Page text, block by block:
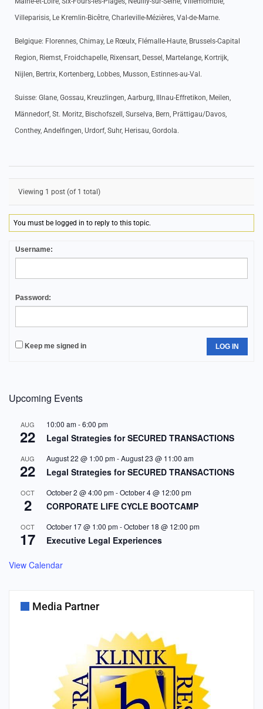
Villeparisis, Le Kremlin-Bicêtre, Charleville-Mézières, Val-de-Marne.
Belgique: Florennes, Chimay, Le Rœulx, Flémalle-Haute, Brussels-Capital
Region, Riemst, Froidchapelle, Rixensart, Dessel, Martelange, Kortrijk,
Nijlen, Bertrix, Kortenberg, Lobbes, Musson, Estinnes-au-Val.
Suisse: Glane, Gossau, Kreuzlingen, Aarburg, Illnau-Effretikon, Meilen,
Männedorf, St. Moritz, Bischofszell, Surselva, Bern, Prättigau/Davos,
Conthey, Andelfingen, Urdorf, Suhr, Herisau, Gordola.
Viewing 1 post (of 1 total)
You must be logged in to reply to this topic.
Username:
Password:
Keep me signed in LOG IN
Upcoming Events
AUG
22
10:00 am-6:00 pm
Legal Strategies for SECURED TRANSACTIONS
AUG
22
August 22 @ 1:00 pm-August 23 @ 11:00 am
Legal Strategies for SECURED TRANSACTIONS
OCT
2
October 2 @ 4:00 pm-October 4 @ 12:00 pm
CORPORATE LIFE CYCLE BOOTCAMP
OCT
17
October 17 @ 1:00 pm-October 18 @ 12:00 pm
Executive Legal Experiences
View Calendar
Media Partner